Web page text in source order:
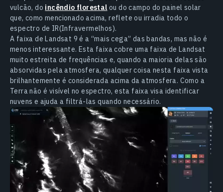
vulcão, do incêndio florestal ou do campo do painel solar
que, como mencionado acima, reflete ou irradia todo o
espectro de IR(Infravermelhos).
A faixa de Landsat 9 é a “mais cega” das bandas, mas não é
menos interessante. Esta faixa cobre uma faixa de Landsat
muito estreita de frequências e, quando a maioria delas são
absorvidas pela atmosfera, qualquer coisa nesta faixa vista
brilhantemente é considerada acima da atmosfera. Como a
Terra não é visível no espectro, esta faixa visa identificar
nuvens e ajuda a filtrá-las quando necessário.